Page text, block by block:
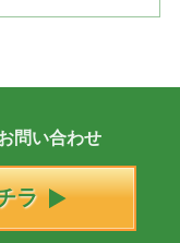
問い合わせ
ラ